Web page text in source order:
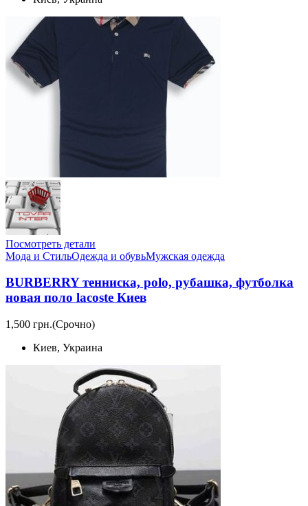
Посмотреть детали
Мода и СтильОдежда и обувьМужская одежда
BURBERRY тенниска, polo, рубашка, футболка
новая поло lacoste Киев
1,500 грн.(Срочно)
Киев, Украина